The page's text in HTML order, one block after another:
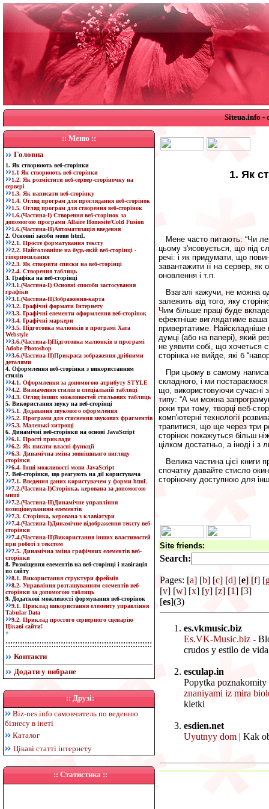
Siteua.info -
:: Меню ::
Головна
1. Як створюють веб-сторінки
1.1 Як створюють веб-сторінки
1.2. Як розмістити веб-сервер-сторіночку на
сервері
1.3. Як написати веб-сторінку
1.4. Огляд програм для проглядання веб-сторінок
1.5. Огляд програм для створення веб-сторінок
1.6.(Частина-I) Створення веб-сторінок за
допомогою програми Allaire Homesite/Cold Fusion
1.6.(Частина-II)Автоматизація введення
2. Основні засоби мови htmL
2.1. Просте форматування тексту
2.2. Найголовніше на будь-якій веб-сторінці -
гіперпосилання
2.3. Як створити списки на веб-сторінці
2.4. Створення таблиць
3. Графіка на веб-сторінці
3.1.(Частина-I) Основні способи застосування
графіки
3.1.(Частина-II)Зображення-карта
3.2. Графічні формати Інтернету
3.3. Графічні елементи оформлення веб-сторінок
3.4. Графічні маркери
3.5. Підготовка малюнків в програмі Xara
Webstyle
3.6.(Частина-I)Підготовка малюнків в програмі
Adobe Photoshop
3.6.(Частина-II)Прикраса зображення дрібними
деталями
4. Оформлення веб-сторінки з використанням
стилів
4.1. Оформлення за допомогою атрибуту STYLE
4.2. Визначення стилів в спеціальній таблиці
4.3. Огляд інших можливостей стильових таблиць
5. Використання звуку на веб-сторінці
5.1. Додавання звукового оформлення
5.2. Програми для стиснення звукових фрагментів
5.3. Маленькі хитрощі
6. Динамічні веб-сторінки на основі JavaScript
6.1. Прості приклади
6.2. Як писати власні функції
6.3. Динамічна зміна зовнішнього вигляду
сторінки
6.4. Інші можливості мови JavaScript
7. Веб-сторінки, що реагують на дії користувача
7.1. Введення даних користувачем у форми htmL
7.2.(Частина-I)Сторінка, керована за допомогою
миші
7.2.(Частина-II)Динамічне управління
позиціонуванням елементів
7.3. Сторінка, керована з клавіатури
7.4.(Частина-I)Динамічне відображення тексту веб-
сторінки
7.4.(Частина-II)Використання інших властивостей
при роботі з текстом
7.5. Динамічна зміна графічних елементів веб-
сторінки
8. Розміщення елементів на веб-сторінці і навігація
по сайту
8.1. Використання структури фреймів
8.2. Управління розташуванням елементів веб-
сторінки за допомогою таблиць
9. Додаткові можливості формування веб-сторінок
9.1. Приклад використання елементу управління
Tabular Data
9.2. Приклад простого серверного сценарію
Цікаві сайти!
+
:::::::::::::::::::::::::::::::::::::::::::::::::::::::::::::
Контакти
Додати у вибране
:: Друзі:
Biz-nes.info самовчитель по веденню
бізнесу в інеті
Каталог
Цікаві статті інтернету
:: Статистика ::
1. Як
Мене часто питають: “Чи
цьому з'ясовується, що під
речі: і як придумати, що
завантажити її на сервер, як
оновлення і т.п.
Взагалі кажучи, не можна
залежить від того, яку
Чим більше праці буде
ефектніше виглядатиме ваша
привертатиме. Найскладніше
думці (або на папері), який
не уявити собі, що хочеться
сторінка не вийде, які б
При цьому в самому
складного, і ми
що, використовуючи сучасні
типу: “А чи можна
роки три тому, творці веб-
комп'ютерні технології
трапитися, що ще через три
сторінок покажуться більш
цілком достатньо, а іноді і з
Велика частина цієї книги
спочатку давайте стисло
сторіночку доступною для
Site friends:
Search:
Pages: [a] [b] [c] [d] [e] [f] [
[v] [w] [x] [y] [z] [1] [3]
[es](3)
es.vkmusic.biz
Es.VK-Music.biz -
crudos y estilo de
esculap.in
Popytka poznakomity
znaniyami iz mira
kletki
esdien.net
Uyutnyy dom | Kak